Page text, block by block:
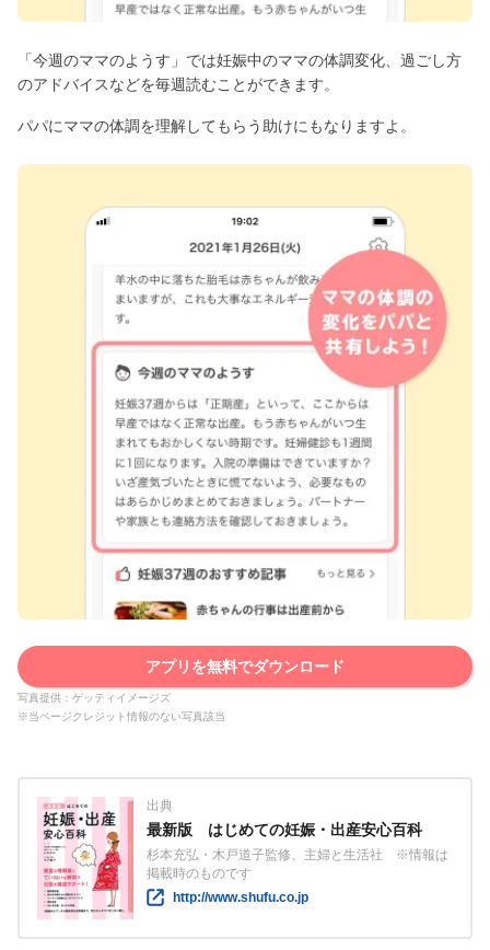
「今週のママのようす」では妊娠中のママの体調変化、過ごし方
のアドバイスなどを毎週読むことができます。
パパにママの体調を理解してもらう助けにもなりますよ。
アプリを無料でダウンロード
写真提供：ゲッティイメージズ
※当ページクレジット情報のない写真該当
出典
最新版 はじめての妊娠・出産安心百科
杉本充弘・木戸道子監修、主婦と生活社 ※情報は
掲載時のものです
http://www.shufu.co.jp